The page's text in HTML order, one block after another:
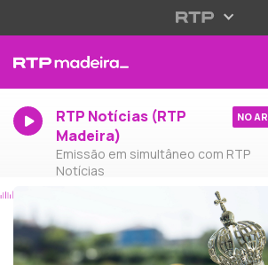
RTP Notícias (RTP
Madeira)
Emissão em simultâneo com RTP
Notícias
NO AR